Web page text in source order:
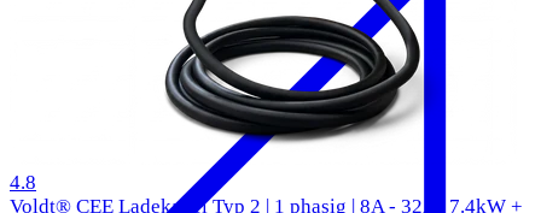
4.8
Voldt® CEE Ladekabel Typ 2 | 1 phasig | 8A - 32A | 7.4kW +